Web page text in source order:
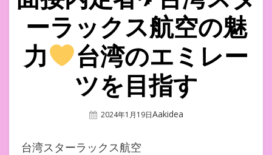
ーラックス航空の魅
力
台湾のエミレー
ツを目指す
Posted
2024年1月19日Author
Aakidea
台湾スターラックス航空